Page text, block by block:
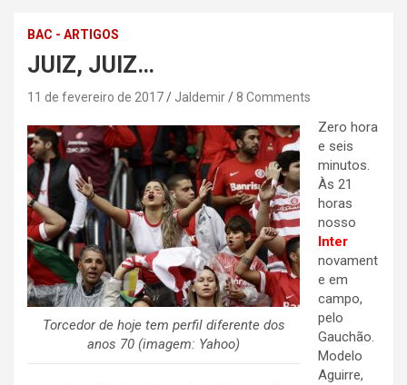
BAC - ARTIGOS
JUIZ, JUIZ…
11 de fevereiro de 2017 Jaldemir 8 Comments
Torcedor de hoje tem perfil diferente dos
anos 70 (imagem: Yahoo)
Zero hora
e seis
minutos.
Às 21
horas
nosso
Inter
novament
e em
campo,
pelo
Gauchão.
Modelo
Aguirre,